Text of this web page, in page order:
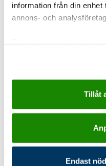
information från din
annons- och
samlat in när du har
Tillåt
Endast
Roverscout ,
Utvecklingsområde: